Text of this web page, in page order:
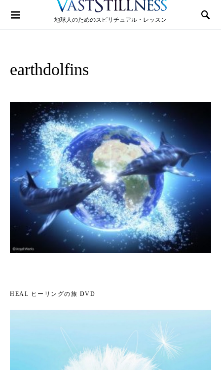
地球人のためのスピリチュアル・レッスン
Search for:
earthdolfins
HEAL ヒーリングの旅 DVD